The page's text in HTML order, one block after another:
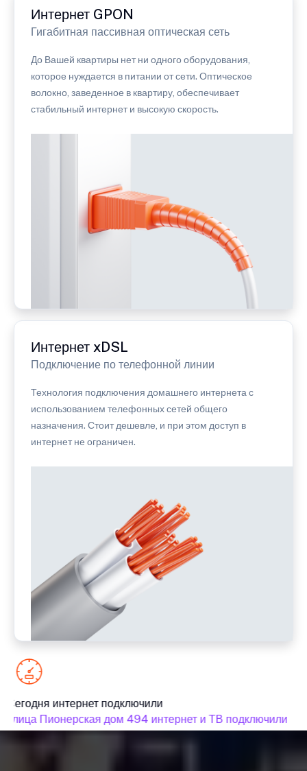
Интернет GPON
Гигабитная пассивная оптическая сеть
До Вашей квартиры нет ни одного оборудования,
которое нуждается в питании от сети. Оптическое
волокно, заведенное в квартиру, обеспечивает
стабильный интернет и высокую скорость.
Интернет xDSL
Подключение по телефонной линии
Технология подключения домашнего интернета с
использованием телефонных сетей общего
назначения. Стоит дешевле, и при этом доступ в
интернет не ограничен.
Сегодня интернет подключили
улица Пионерская дом 494 интернет и ТВ подключили